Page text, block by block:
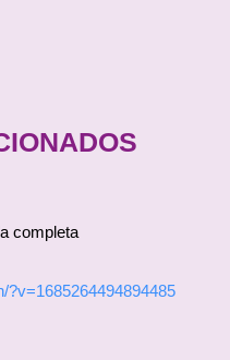
completa
?v=1685264494894485